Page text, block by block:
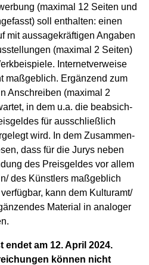
(maximal 12 Seiten und
soll enthalten: einen
mit aussagekräftigen Angaben
(maximal 2 Seiten)
Internetverweise
maßgeblich. Ergänzend zum
Anschreiben (maximal 2
in dem u.a. die beabsich­
für ausschließlich
wird. In dem Zusammen­
dass für die Jurys neben
des Preisgeldes vor allem
des Künstlers maßgeblich
kann dem Kulturamt/
Material in analoger
am 12. April 2024.
können nicht